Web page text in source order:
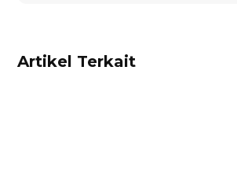
Artikel Terkait